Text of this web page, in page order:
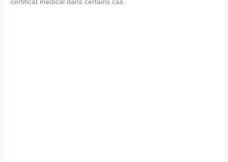
certificat médical dans certains cas.